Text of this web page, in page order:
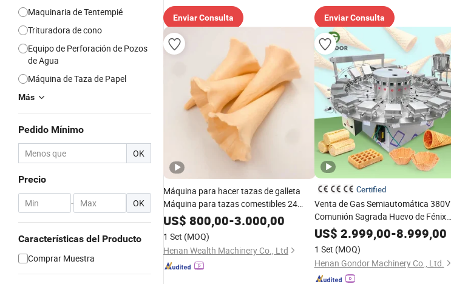
Maquinaria de Tentempié
Trituradora de cono
Equipo de Perforación de Pozos
de Agua
Máquina de Taza de Papel
Más
Pedido Mínimo
OK
Precio
- OK
Características del Producto
Comprar Muestra
Enviar Consulta Enviar Consulta
Máquina para hacer tazas de galleta
Máquina para tazas comestibles 24
Máquina para conos de helado
US$ 800,00-3.000,00
1 Set (MOQ)
Henan Wealth Machinery Co., Ltd
Certified
Venta de Gas Semiautomática 380V
Comunión Sagrada Huevo de Fénix
Máquina para Hacer Rollos de Wafers
de Helado y Conos Crujientes
US$ 2.999,00-8.999,00
1 Set (MOQ)
Henan Gondor Machinery Co., Ltd.